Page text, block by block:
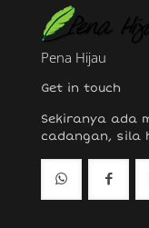
Pena Hijau
Get in touch
Sekiranya ada
cadangan, sila